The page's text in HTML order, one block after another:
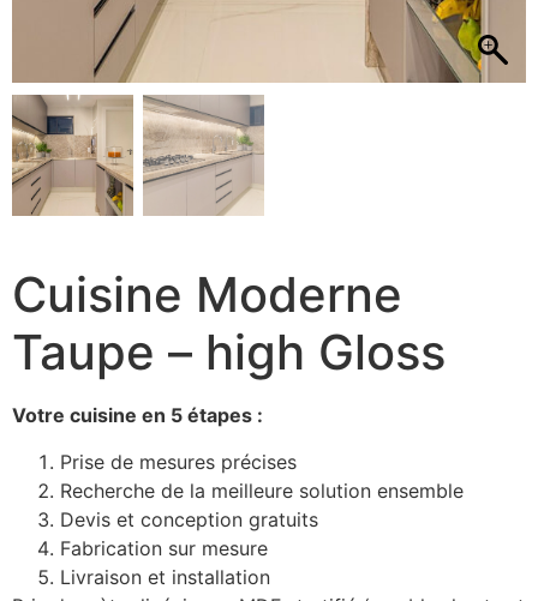
Cuisine Moderne
Taupe – high Gloss
Votre cuisine en 5 étapes :
Prise de mesures précises
Recherche de la meilleure solution ensemble
Devis et conception gratuits
Fabrication sur mesure
Livraison et installation